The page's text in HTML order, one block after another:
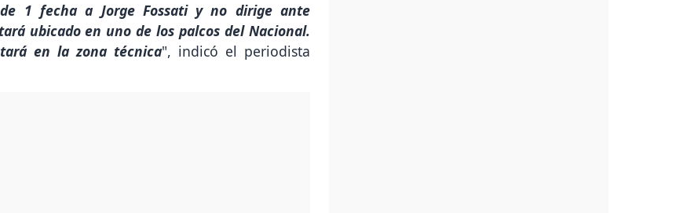
1 fecha a Jorge Fossati y no dirige ante
ubicado en uno de los palcos del Nacional.
en la zona técnica", indicó el periodista